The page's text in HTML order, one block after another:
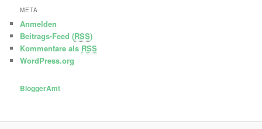
META
Anmelden
Beitrags-Feed (RSS)
Kommentare als RSS
WordPress.org
BloggerAmt